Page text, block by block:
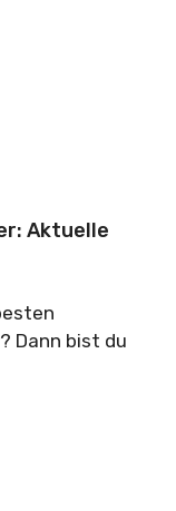
Aktuelle
Dann bist du